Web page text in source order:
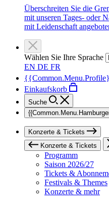
Überschreiten Sie die
mit unseren Tages- oder
mit Leidenschaft
Wählen Sie Ihre Sprache
EN DE FR
Einkaufskorb
Suche
Konzerte & Tickets
Konzerte & Tickets
Programm
Saison 2026/27
Tickets &
Festivals & Themes
Konzerte & mehr